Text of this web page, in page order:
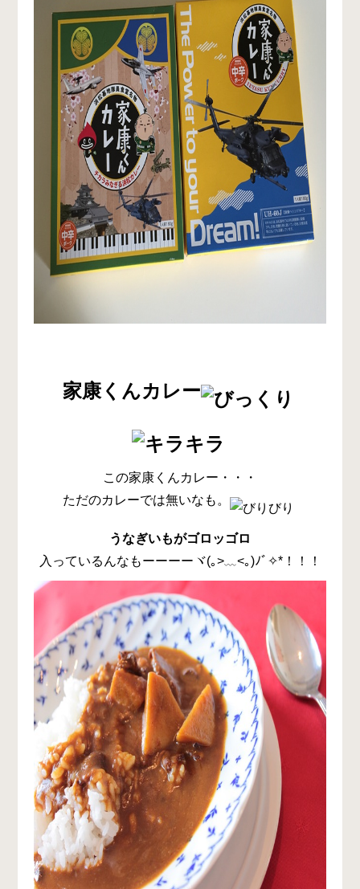
家康くんカレー
この家康くんカレー・・・
ただのカレーでは無いなも。
うなぎいもがゴロッゴロ
入っているんなもーーーーヾ(｡>﹏<｡)ﾉﾞ✧*！！！